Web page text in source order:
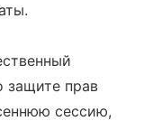
защите прав
сессию,